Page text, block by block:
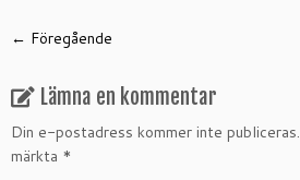
← Föregående
Lämna en kommentar
Din e-postadress kommer inte publiceras.
märkta *